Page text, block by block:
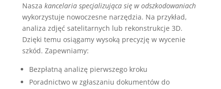
Nasza kancelaria specjalizująca się w odszkodowaniach
wykorzystuje nowoczesne narzędzia. Na przykład,
analiza zdjęć satelitarnych lub rekonstrukcje 3D.
Dzięki temu osiągamy wysoką precyzję w wycenie
szkód. Zapewniamy:
Bezpłatną analizę pierwszego kroku
Poradnictwo w zgłaszaniu dokumentów do